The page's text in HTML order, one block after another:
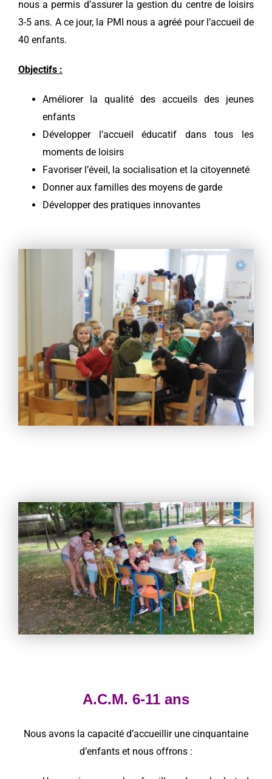
nous a permis d’assurer la gestion du centre de loisirs
3-5 ans. A ce jour, la PMI nous a agréé pour l’accueil de
40 enfants.
Objectifs :
Améliorer la qualité des accueils des jeunes
enfants
Développer l’accueil éducatif dans tous les
moments de loisirs
Favoriser l’éveil, la socialisation et la citoyenneté
Donner aux familles des moyens de garde
Développer des pratiques innovantes
A.C.M. 6-11 ans
Nous avons la capacité d’accueillir une cinquantaine
d’enfants et nous offrons :